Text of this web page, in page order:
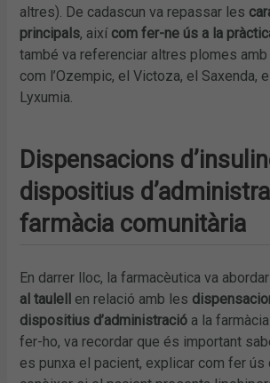
altres). De cadascun va repassar les
principals, així com fer-ne ús a la
també va referenciar altres plomes
com l’Ozempic, el Victoza, el Saxenda,
Lyxumia.
Dispensacions
dispositius
farmàcia comunitària
En darrer lloc, la farmacèutica va
al taulell en relació amb les
dispositius d’administració a la
fer-ho, va recordar que és important
es punxa el pacient, explicar com fer